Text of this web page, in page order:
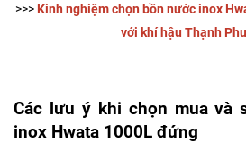
>>>Kinh nghiệm chọn bồn nước inox
với khí hậu Thạnh
Các lưu ý khi chọn mua và
inox Hwata 1000L đứng